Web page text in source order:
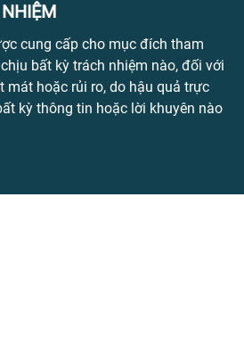
cung cấp cho mục đích tham
bất kỳ trách nhiệm nào, đối với
mát hoặc rủi ro, do hậu quả trực
kỳ thông tin hoặc lời khuyên nào